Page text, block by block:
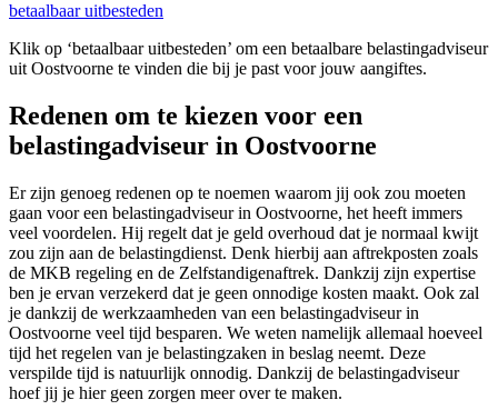
betaalbaar uitbesteden
Klik op ‘betaalbaar uitbesteden’ om een betaalbare belastingadviseur
uit Oostvoorne te vinden die bij je past voor jouw aangiftes.
Redenen om te kiezen voor een
belastingadviseur in Oostvoorne
Er zijn genoeg redenen op te noemen waarom jij ook zou moeten
gaan voor een belastingadviseur in Oostvoorne, het heeft immers
veel voordelen. Hij regelt dat je geld overhoud dat je normaal kwijt
zou zijn aan de belastingdienst. Denk hierbij aan aftrekposten zoals
de MKB regeling en de Zelfstandigenaftrek. Dankzij zijn expertise
ben je ervan verzekerd dat je geen onnodige kosten maakt. Ook zal
je dankzij de werkzaamheden van een belastingadviseur in
Oostvoorne veel tijd besparen. We weten namelijk allemaal hoeveel
tijd het regelen van je belastingzaken in beslag neemt. Deze
verspilde tijd is natuurlijk onnodig. Dankzij de belastingadviseur
hoef jij je hier geen zorgen meer over te maken.